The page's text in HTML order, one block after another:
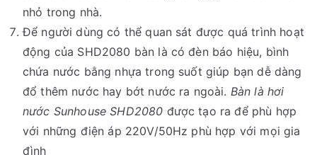
nhỏ trong nhà.
Để người dùng có thể quan sát được quá trình hoạt
động của SHD2080 bàn là có đèn báo hiệu, bình
chứa nước bằng nhựa trong suốt giúp bạn dễ dàng
đổ thêm nước hay bớt nước ra ngoài. Bàn là hơi
nước Sunhouse SHD2080 được tạo ra để phù hợp
với những điện áp 220V/50Hz phù hợp với mọi gia
đình